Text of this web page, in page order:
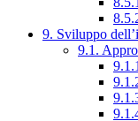
9. Sviluppo
9.1.